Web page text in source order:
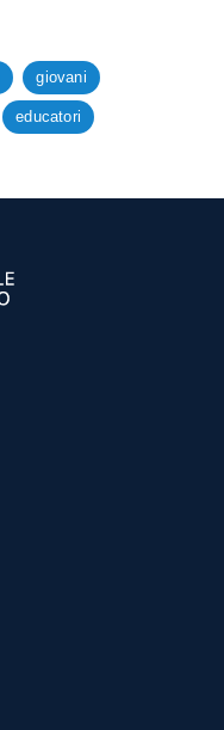
giovani
educatori